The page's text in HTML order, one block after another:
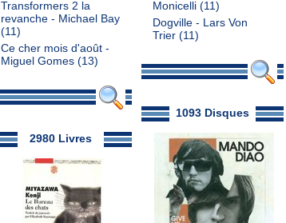
Monicelli(11)
Dogville - Lars Von
Trier(11)
1093 Disques
Transformers 2 la
revanche - Michael Bay
(11)
Ce cher mois d'août -
Miguel Gomes(13)
2980 Livres